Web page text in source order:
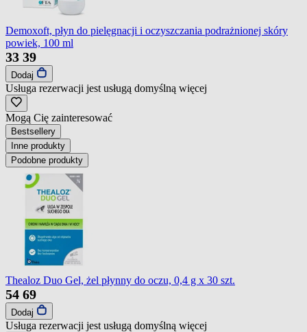
Demoxoft, płyn do pielęgnacji i oczyszczania podrażnionej skóry
powiek, 100 ml
33 39
Dodaj
Usługa rezerwacji jest usługą domyślną więcej
Mogą Cię zainteresować
Bestsellery
Inne produkty
Podobne produkty
Thealoz Duo Gel, żel płynny do oczu, 0,4 g x 30 szt.
54 69
Dodaj
Usługa rezerwacji jest usługą domyślną więcej